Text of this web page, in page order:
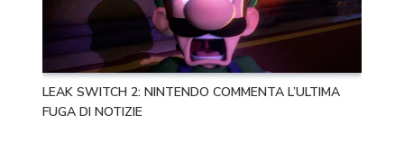
LEAK SWITCH 2: NINTENDO COMMENTA L’ULTIMA
FUGA DI NOTIZIE